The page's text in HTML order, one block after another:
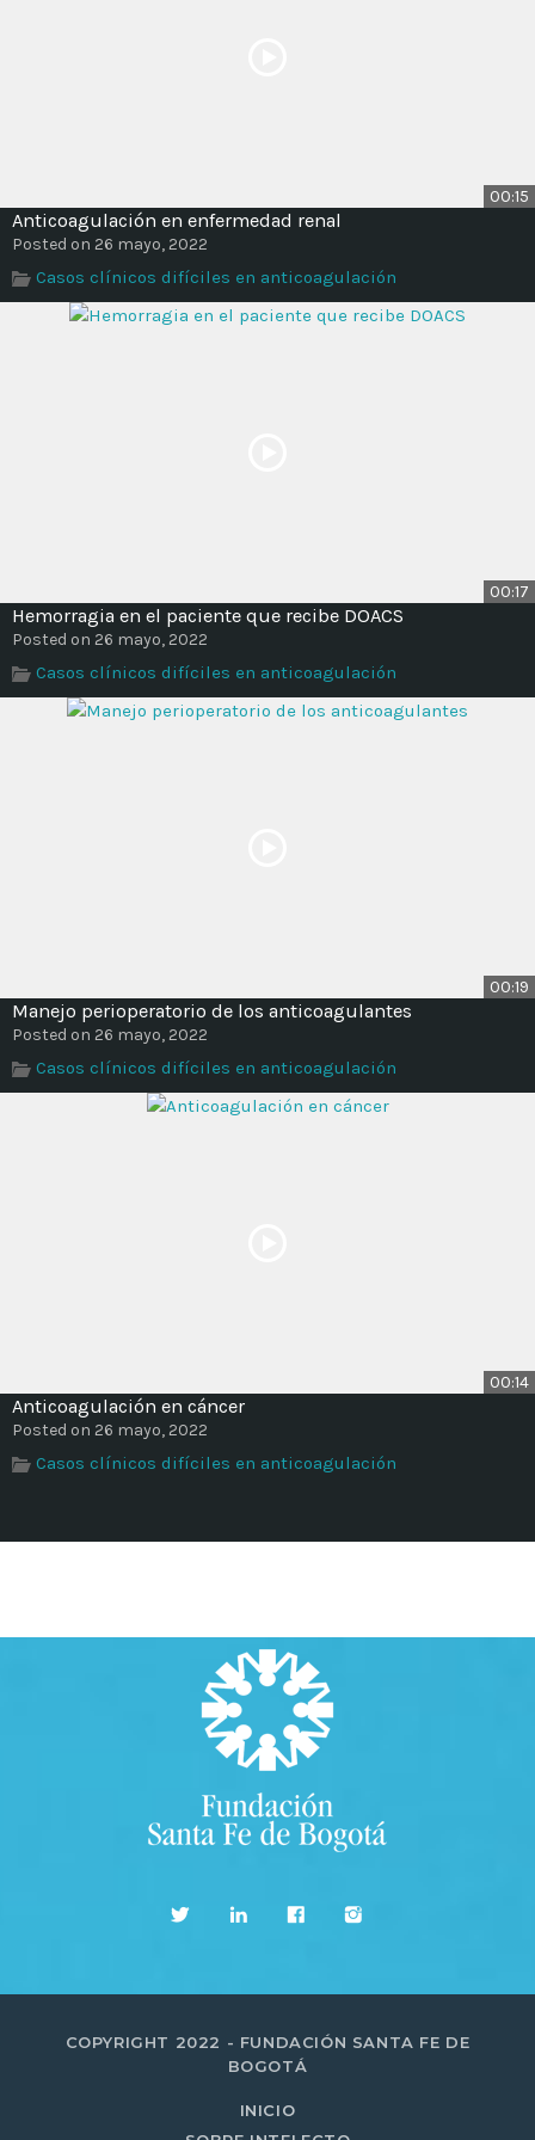
00:15
Anticoagulación en enfermedad renal
Posted on 26 mayo, 2022
Casos clínicos difíciles en anticoagulación
00:17
Hemorragia en el paciente que recibe DOACS
Posted on 26 mayo, 2022
Casos clínicos difíciles en anticoagulación
00:19
Manejo perioperatorio de los anticoagulantes
Posted on 26 mayo, 2022
Casos clínicos difíciles en anticoagulación
00:14
Anticoagulación en cáncer
Posted on 26 mayo, 2022
Casos clínicos difíciles en anticoagulación
COPYRIGHT 2022 - FUNDACIÓN SANTA FE DE
BOGOTÁ
INICIO